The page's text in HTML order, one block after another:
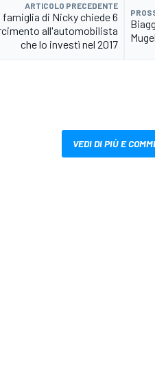
ARTICOLO PRECEDENTE
famiglia di Nicky chiede 6
all'automobilista
che lo investì nel 2017
VEDI DI PIÙ E